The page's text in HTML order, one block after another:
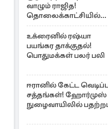
வாழும் ராஜித!
தொலைக்காட்சியில்
குமுறல்
உக்ரைனில் ரஷ்யா
பயங்கர தாக்குதல்!
பொதுமக்கள் பலர் பலி
ஈரானில் கேட்ட
சத்தங்கள்! ஹோர்முஸ்
நுழைவாயிலில்